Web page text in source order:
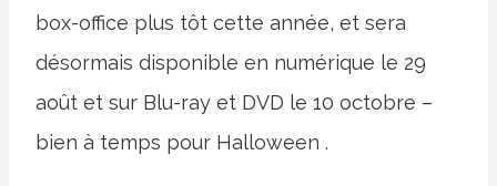
box-office plus tôt cette année, et sera
désormais disponible en numérique le 29
août et sur Blu-ray et DVD le 10 octobre –
bien à temps pour Halloween .